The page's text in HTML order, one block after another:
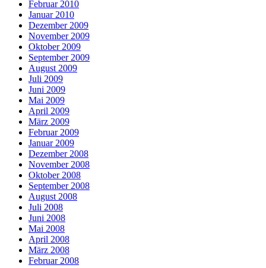
Februar 2010
Januar 2010
Dezember 2009
November 2009
Oktober 2009
September 2009
August 2009
Juli 2009
Juni 2009
Mai 2009
April 2009
März 2009
Februar 2009
Januar 2009
Dezember 2008
November 2008
Oktober 2008
September 2008
August 2008
Juli 2008
Juni 2008
Mai 2008
April 2008
März 2008
Februar 2008